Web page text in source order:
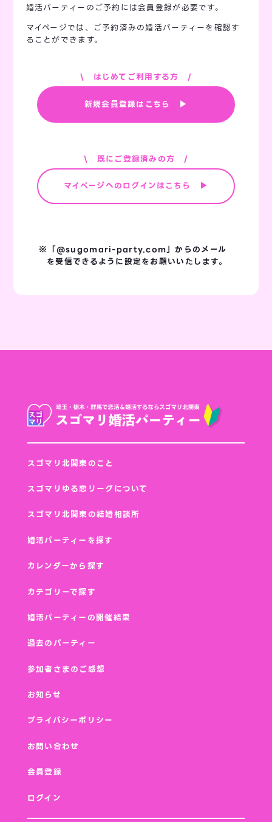
婚活パーティーのご予約には会員登録が必要です。
マイページでは、ご予約済みの婚活パーティーを確認す
ることができます。
\ はじめてご利用する方 /
新規会員登録はこちら ▶
\ 既にご登録済みの方 /
マイページへのログインはこちら ▶
※「@sugomari-party.com」からのメール
を受信できるように設定をお願いいたします。
スゴマリ北関東のこと
スゴマリゆる恋リーグについて
スゴマリ北関東の結婚相談所
婚活パーティーを探す
カレンダーから探す
カテゴリーで探す
婚活パーティーの開催結果
過去のパーティー
参加者さまのご感想
お知らせ
プライバシーポリシー
お問い合わせ
会員登録
ログイン